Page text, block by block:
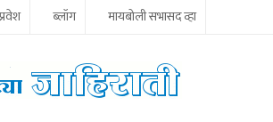
ब्लॉग मायबोली सभासद व्हा